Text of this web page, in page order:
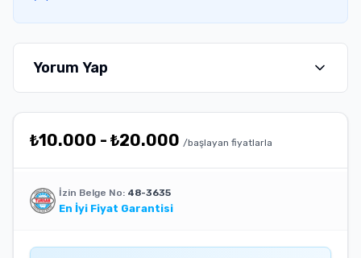
Yorum Yap
₺10.000 - ₺20.000 /başlayan fiyatlarla
İzin Belge No: 48-3635
En İyi Fiyat Garantisi